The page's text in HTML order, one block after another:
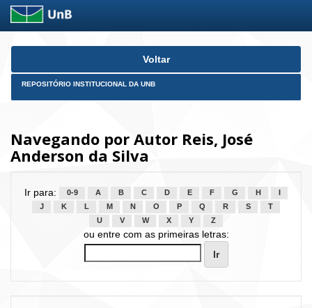
Skip
Voltar
REPOSITÓRIO INSTITUCIONAL DA UNB
Navegando por Autor Reis, José
Anderson da Silva
Ir para: 0-9 A B C D E F G H
J
K L M N O P Q R S
T
U
V W X Y Z
ou entre com as primeiras letras: